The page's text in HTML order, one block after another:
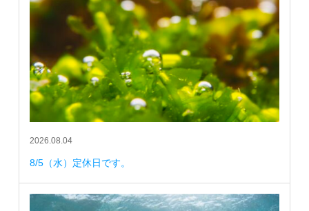
2026.08.04
8/5（水）定休日です。